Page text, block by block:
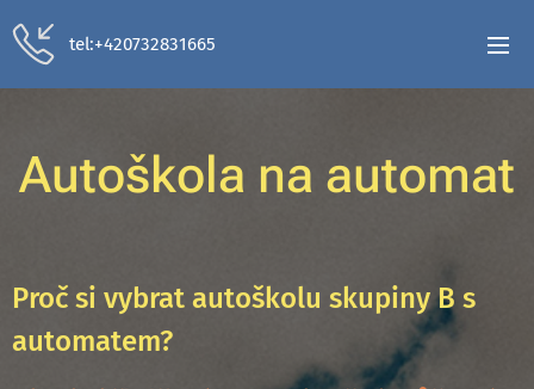
tel:+420732831665
Autoškola na automat
Proč si vybrat autoškolu skupiny B s
automatem?